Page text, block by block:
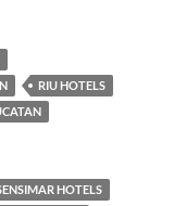
RIU HOTELS
HOTELS